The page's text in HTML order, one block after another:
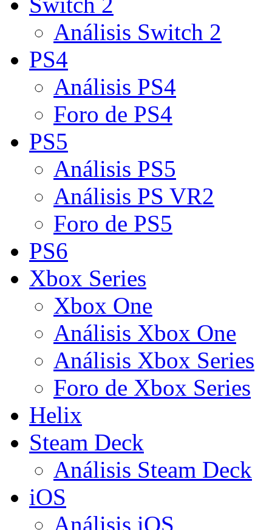
Análisis Switch 2
PS4
Análisis PS4
Foro de PS4
PS5
Análisis PS5
Análisis PS VR2
Foro de PS5
PS6
Xbox Series
Xbox One
Análisis Xbox One
Análisis Xbox Series
Foro de Xbox Series
Helix
Steam Deck
Análisis Steam Deck
iOS
Análisis iOS